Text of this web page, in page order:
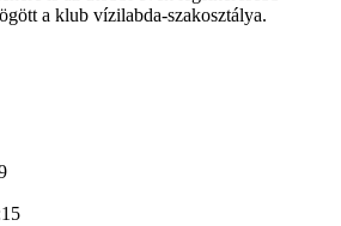
a klub vízilabda-szakosztálya.